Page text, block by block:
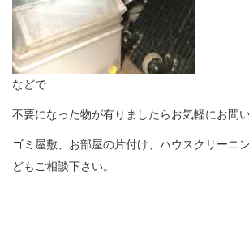
などで
不要になった物が有りましたらお気軽にお問
ゴミ屋敷、お部屋の片付け、ハウスクリーニ
どもご相談下さい。